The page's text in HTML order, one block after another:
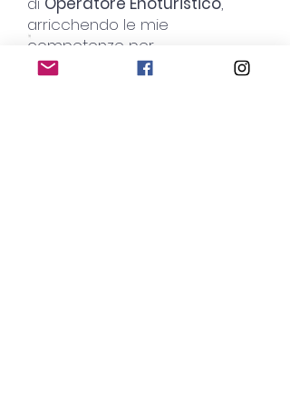
arricchendo le mie
competenze per
un’accoglienza di alto livello in